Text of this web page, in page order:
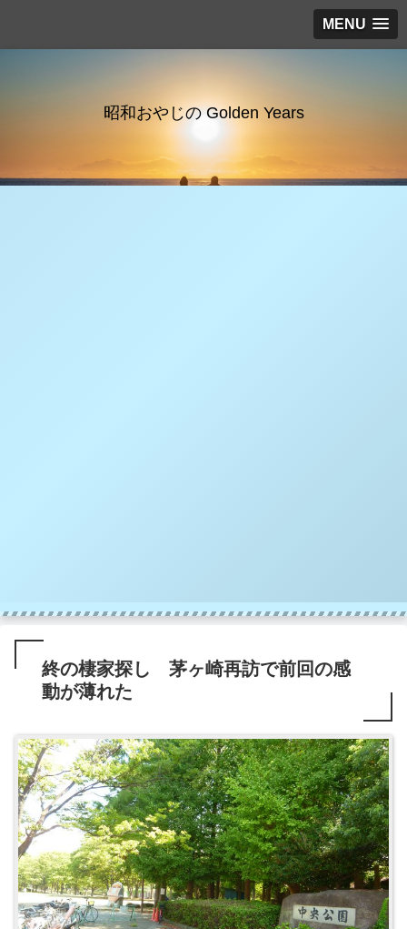
MENU
昭和おやじの Golden Years
終の棲家探し 茅ヶ崎再訪で前回の感
動が薄れた